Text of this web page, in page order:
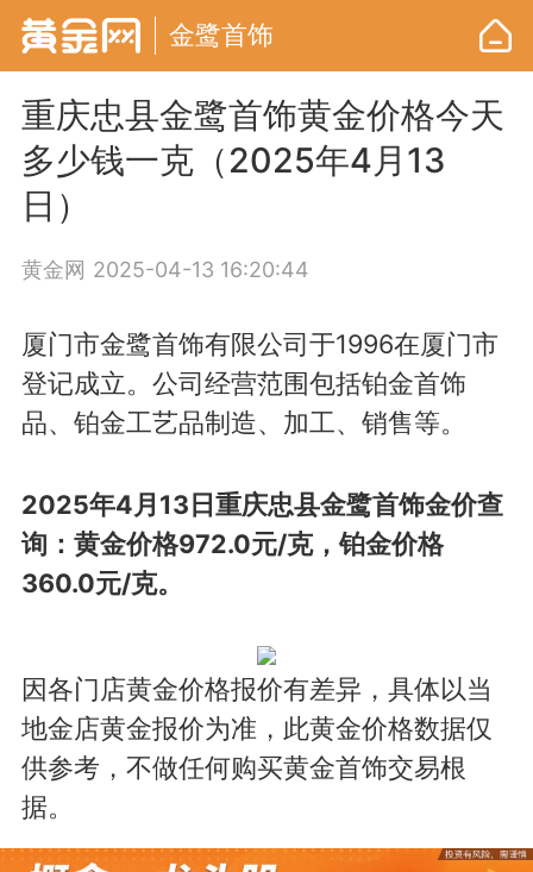
金鹭首饰
重庆忠县金鹭首饰黄金价格今天
多少钱一克（2025年4月13
日）
黄金网 2025-04-13 16:20:44
厦门市金鹭首饰有限公司于1996在厦门市
登记成立。公司经营范围包括铂金首饰
品、铂金工艺品制造、加工、销售等。
2025年4月13日重庆忠县金鹭首饰金价查
询：黄金价格972.0元/克，铂金价格
360.0元/克。
因各门店黄金价格报价有差异，具体以当
地金店黄金报价为准，此黄金价格数据仅
供参考，不做任何购买黄金首饰交易根
据。